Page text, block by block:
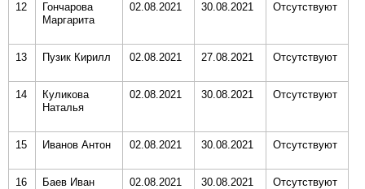
12
Гончарова
Маргарита
02.08.2021 30.08.2021 Отсутствуют
13 Пузик Кирилл 02.08.2021 27.08.2021 Отсутствуют
14
Куликова
Наталья
02.08.2021 30.08.2021 Отсутствуют
15 Иванов Антон 02.08.2021 30.08.2021 Отсутствуют
16 Баев Иван 02.08.2021 30.08.2021 Отсутствуют